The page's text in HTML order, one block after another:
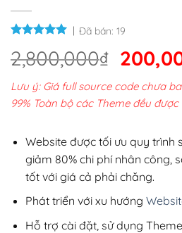
Đã bán: 19
2,800,000₫ Giá
gốc
là:
Lưu ý: Giá full source code chưa
99% Toàn bộ các Theme đều
Website được tối ưu quy trình
giảm 80% chi phí nhân công,
tốt với giá cả phải chăng.
Phát triển với xu hướng
Hỗ trợ cài đặt, sử dụng